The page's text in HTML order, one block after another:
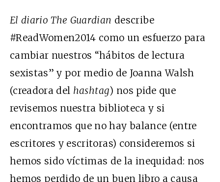
El diario The Guardian describe
#ReadWomen2014 como un esfuerzo para
cambiar nuestros “hábitos de lectura
sexistas” y por medio de Joanna Walsh
(creadora del hashtag) nos pide que
revisemos nuestra biblioteca y si
encontramos que no hay balance (entre
escritores y escritoras) consideremos si
hemos sido víctimas de la inequidad: nos
hemos perdido de un buen libro a causa